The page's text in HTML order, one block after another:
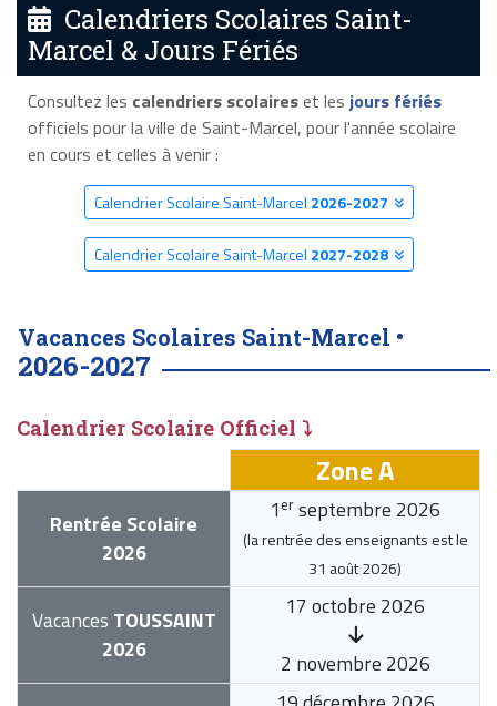
Calendriers Scolaires Saint-
Marcel & Jours Fériés
Consultez les calendriers scolaireset les jours fériés
officiels pour la ville de Saint-Marcel, pour l'année scolaire
en cours et celles à venir :
Calendrier Scolaire Saint-Marcel 2026-2027
Calendrier Scolaire Saint-Marcel 2027-2028
Vacances Scolaires Saint-Marcel •
2026-2027
Calendrier Scolaire Officiel ⤵
Zone A
Rentrée Scolaire
2026
1 er septembre 2026
(la rentrée des enseignants est le
31 août 2026)
Vacances TOUSSAINT
2026
17 octobre 2026
2 novembre 2026